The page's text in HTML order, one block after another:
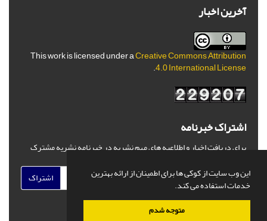
این وب سایت از کوکی ها برای اطمینان از ارائه بهترین
خدمات استفاده می کند.
متوجه شدم
آخرین اخبار
This work is licensed under aCreative Commons Attribution
4.0 International License
.
اشتراک خبرنامه
برای دریافت اخبار و اطلاعیه های مهم نشریه در خبرنامه نشریه مشترک
اشتراک